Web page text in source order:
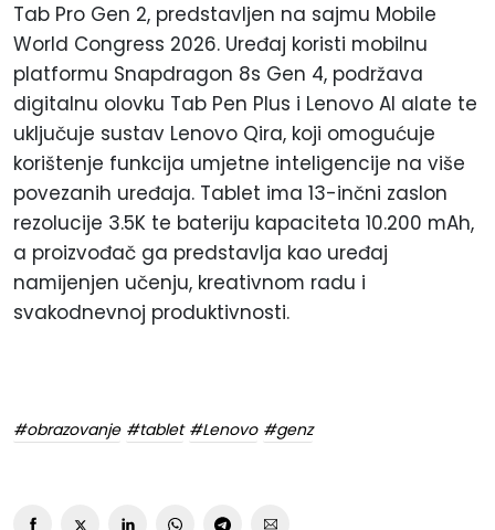
Tab Pro Gen 2, predstavljen na sajmu Mobile
World Congress 2026. Uređaj koristi mobilnu
platformu Snapdragon 8s Gen 4, podržava
digitalnu olovku Tab Pen Plus i Lenovo AI alate te
uključuje sustav Lenovo Qira, koji omogućuje
korištenje funkcija umjetne inteligencije na više
povezanih uređaja. Tablet ima 13-inčni zaslon
rezolucije 3.5K te bateriju kapaciteta 10.200 mAh,
a proizvođač ga predstavlja kao uređaj
namijenjen učenju, kreativnom radu i
svakodnevnoj produktivnosti.
#obrazovanje #tablet #Lenovo #genz